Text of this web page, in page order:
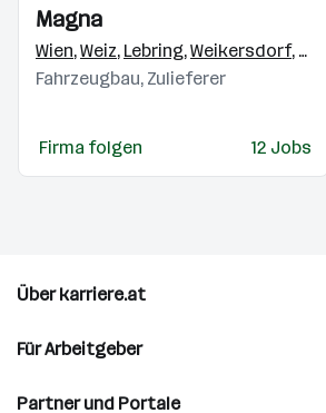
Videos
Einblicke
Einblicke
Magna
Wien,Weiz, Lebring,Weikersdorf,
Fahrzeugbau, Zulieferer
Firma folgen 12 Jobs
Über karriere.at
Für Arbeitgeber
Partner und Portale